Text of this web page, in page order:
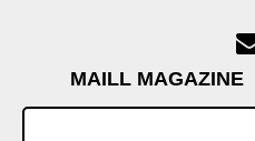
MAILL MAGAZINE